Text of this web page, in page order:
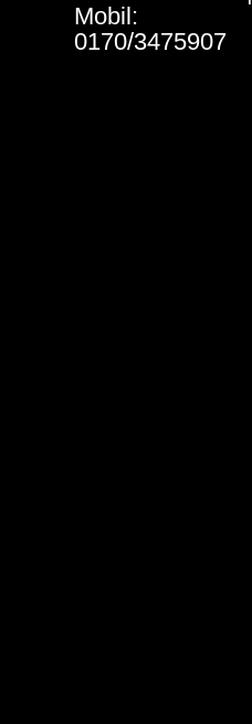
Mobil:
0170/3475907